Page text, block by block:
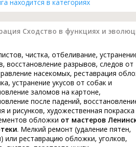
находится в категориях
Сходство в функциях и
чистка, отбеливание,
восстановление разрывов, следов от
насекомых, реставрация
устранение укусов от собак и
заломов на картоне,
после падений,
и рисунков, художественная покраска
обложки от мастеров
. Мелкий ремонт (удаление пятен,
или реставрацию обложки, уголков,